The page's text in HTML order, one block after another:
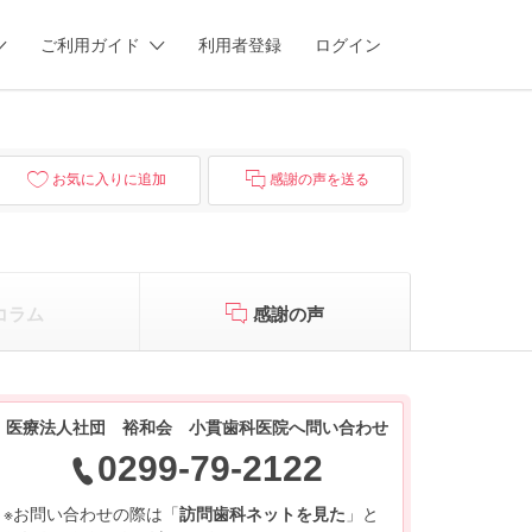
ご利用ガイド 利用者登録 ログイン
お気に入りに追加 感謝の声を送る
ラム 感謝の声
医療法人社団 裕和会 小貫歯科医院へ問い合わせ
0299-79-2122
※お問い合わせの際は「訪問歯科ネットを見た 」と